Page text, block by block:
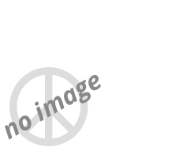
no image